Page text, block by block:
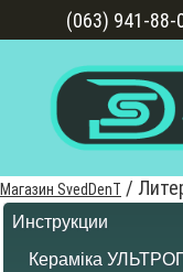
(063) 941-88-
Магазин SvedDenT /
Инструкции
Кераміка